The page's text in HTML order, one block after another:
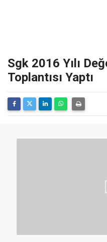
Sgk 2016 Yılı
Toplantısı Yaptı